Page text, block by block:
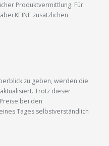
Produktvermittlung. Für
KEINE zusätzlichen
zu geben, werden die
Trotz dieser
bei den
Tages selbstverständlich